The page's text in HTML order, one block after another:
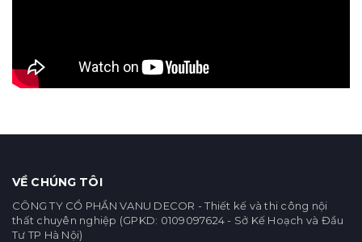
VỀ CHÚNG TÔI
CÔNG TY CỔ PHẦN VANU DECOR - Thiết kế và thi công nội
thất chuyên nghiệp (GPKD: 0109097624 - Sở Kế Hoạch và Đầu
Tư TP Hà Nội)